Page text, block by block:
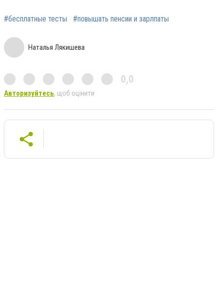
#бесплатные тесты #повышать пенсии и зарлпаты
Наталья Лякишева
0,0
Авторизуйтесь, щоб оцінити